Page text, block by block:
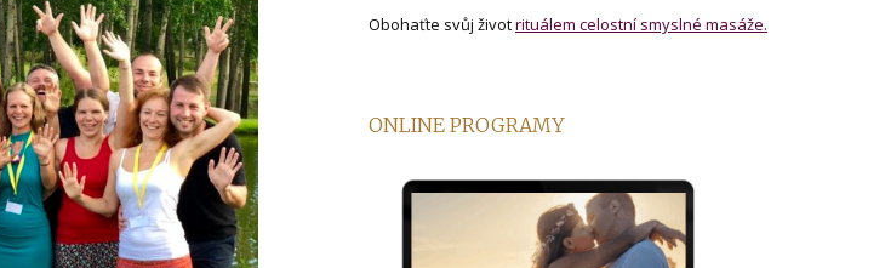
Obohaťte svůj životrituálem celostní smyslné masáže.
ONLINE PROGRAMY